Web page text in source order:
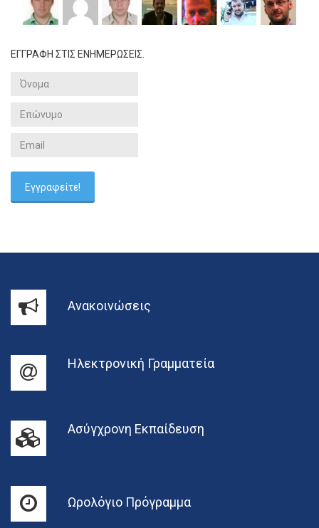
ΕΓΓΡΑΦΗ ΣΤΙΣ ΕΝΗΜΕΡΩΣΕΙΣ.
Ανακοινώσεις
Ηλεκτρονική Γραμματεία
Ασύγχρονη Εκπαίδευση
Ωρολόγιο Πρόγραμμα